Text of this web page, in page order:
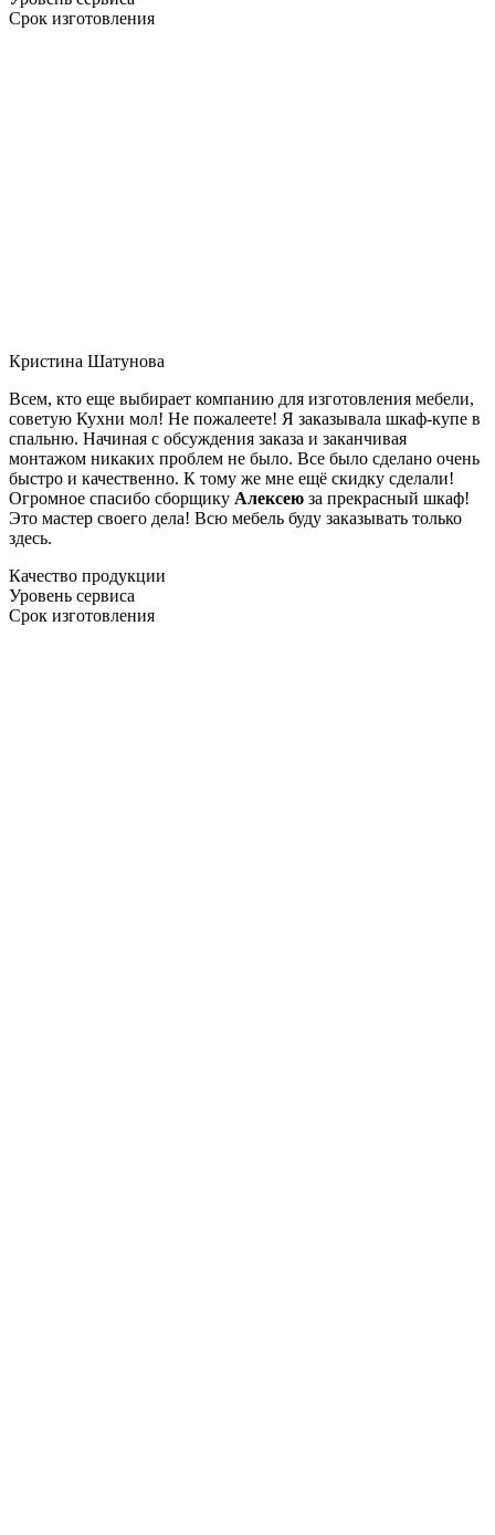
Срок изготовления
Кристина Шатунова
Всем, кто еще выбирает компанию для изготовления мебели,
советую Кухни мол! Не пожалеете! Я заказывала шкаф-купе в
спальню. Начиная с обсуждения заказа и заканчивая
монтажом никаких проблем не было. Все было сделано очень
быстро и качественно. К тому же мне ещё скидку сделали!
Огромное спасибо сборщику Алексею за прекрасный шкаф!
Это мастер своего дела! Всю мебель буду заказывать только
здесь.
Качество продукции
Уровень сервиса
Срок изготовления